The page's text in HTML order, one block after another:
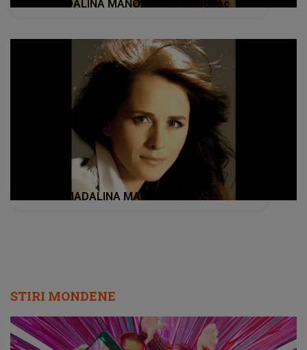
MADALINA MANOLE - Ei si ce
STIRI MONDENE